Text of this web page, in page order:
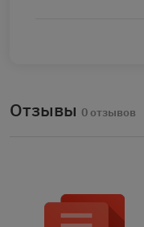
Отзывы 0 отзывов